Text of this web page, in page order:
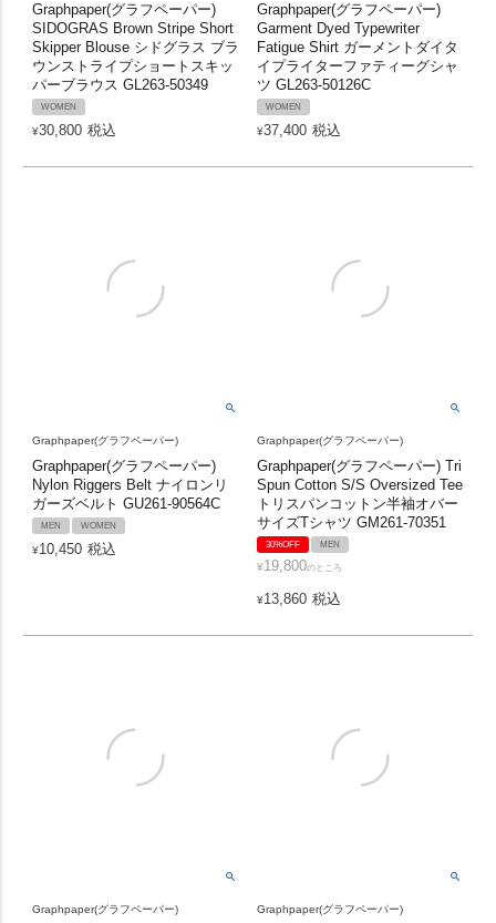
Graphpaper(グラフペーパー)
SIDOGRAS Brown Stripe Short
Skipper Blouse シドグラス ブラ
ウンストライプショートスキッ
パーブラウス GL263-50349
WOMEN
¥30,800 税込
Graphpaper(グラフペーパー)
Garment Dyed Typewriter
Fatigue Shirt ガーメントダイタ
イプライターファティーグシャ
ツ GL263-50126C
WOMEN
¥37,400 税込
Graphpaper(グラフペーパー)
Graphpaper(グラフペーパー)
Nylon Riggers Belt ナイロンリ
ガーズベルト GU261-90564C
MEN WOMEN
¥10,450 税込
Graphpaper(グラフペーパー)
Graphpaper(グラフペーパー) Tri
Spun Cotton S/S Oversized Tee
トリスパンコットン半袖オバー
サイズTシャツ GM261-70351
30%OFF MEN
¥19,800のところ
¥13,860 税込
Graphpaper(グラフペーパー) Graphpaper(グラフペーパー)